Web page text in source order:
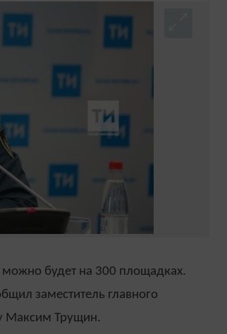
можно будет на 300 площадках.
заместитель главного
Максим Трущин.